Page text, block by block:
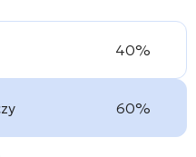
40%
60%